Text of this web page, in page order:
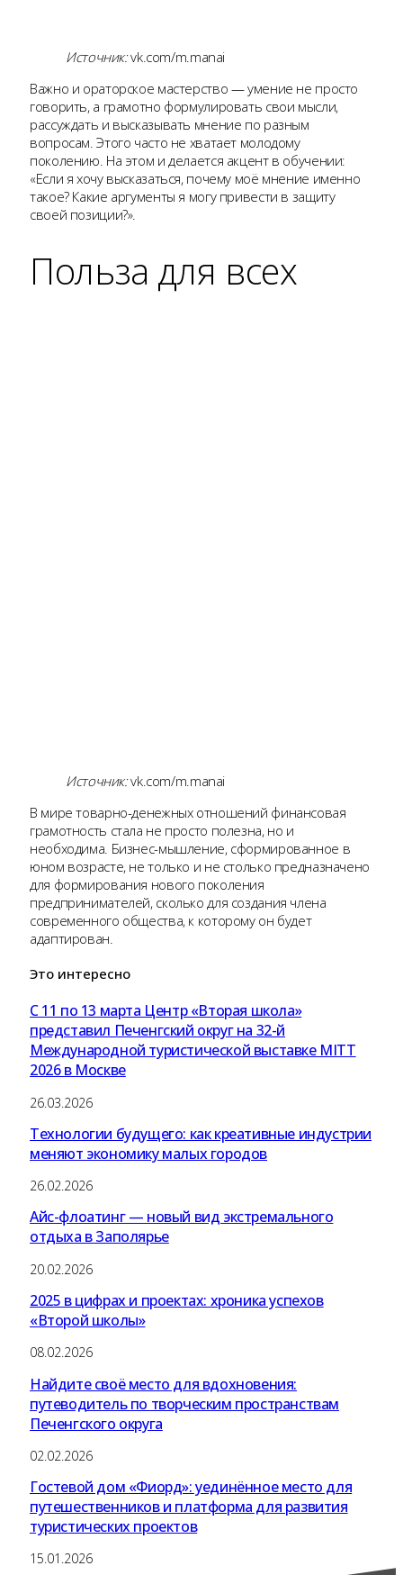
Источник:vk.com/m.manai
Важно и ораторское мастерство — умение не просто
говорить, а грамотно формулировать свои мысли,
рассуждать и высказывать мнение по разным
вопросам. Этого часто не хватает молодому
поколению. На этом и делается акцент в обучении:
«Если я хочу высказаться, почему моё мнение именно
такое? Какие аргументы я могу привести в защиту
своей позиции?».
Польза для всех
Источник:vk.com/m.manai
В мире товарно-денежных отношений финансовая
грамотность стала не просто полезна, но и
необходима. Бизнес-мышление, сформированное в
юном возрасте, не только и не столько предназначено
для формирования нового поколения
предпринимателей, сколько для создания члена
современного общества, к которому он будет
адаптирован.
Это интересно
С 11 по 13 марта Центр «Вторая школа»
представил Печенгский округ на 32-й
Международной туристической выставке MITT
2026 в Москве
26.03.2026
Технологии будущего: как креативные индустрии
меняют экономику малых городов
26.02.2026
Айс-флоатинг — новый вид экстремального
отдыха в Заполярье
20.02.2026
2025 в цифрах и проектах: хроника успехов
«Второй школы»
08.02.2026
Найдите своё место для вдохновения:
путеводитель по творческим пространствам
Печенгского округа
02.02.2026
Гостевой дом «Фиорд»: уединённое место для
путешественников и платформа для развития
туристических проектов
15.01.2026